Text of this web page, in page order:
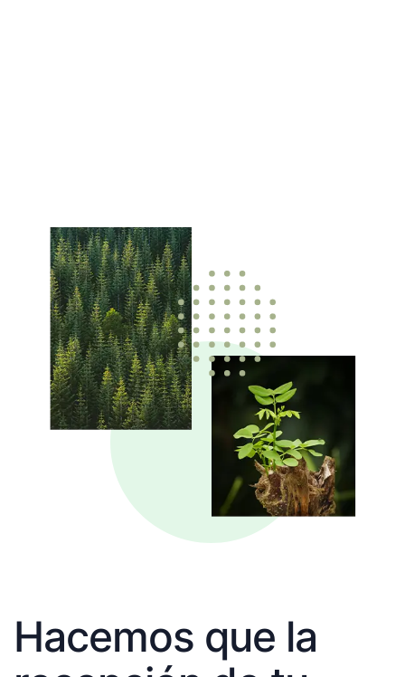
Hacemos que la